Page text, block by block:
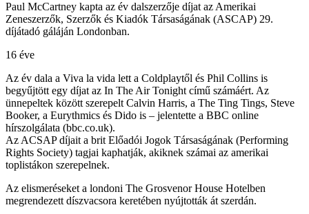
Paul McCartney kapta az év dalszerzője díjat az Amerikai
Zeneszerzők, Szerzők és Kiadók Társaságának (ASCAP) 29.
díjátadó gáláján Londonban.
16 éve
Az év dala a Viva la vida lett a Coldplaytől és Phil Collins is
begyűjtött egy díjat az In The Air Tonight című számáért. Az
ünnepeltek között szerepelt Calvin Harris, a The Ting Tings, Steve
Booker, a Eurythmics és Dido is – jelentette a BBC online
hírszolgálata (bbc.co.uk).
Az ACSAP díjait a brit Előadói Jogok Társaságának (Performing
Rights Society) tagjai kaphatják, akiknek számai az amerikai
toplistákon szerepelnek.
Az elismeréseket a londoni The Grosvenor House Hotelben
megrendezett díszvacsora keretében nyújtották át szerdán.